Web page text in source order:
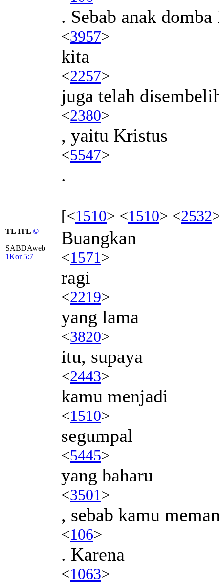
. Sebab anak domba
<3957>
kita
<2257>
juga telah
<2380>
, yaitu Kristus
<5547>
.
[<1510> <1510> <2532
TL ITL ©
SABDAweb
1Kor 5:7
Buangkan
<1571>
ragi
<2219>
yang lama
<3820>
itu, supaya
<2443>
kamu menjadi
<1510>
segumpal
<5445>
yang baharu
<3501>
, sebab kamu
<106>
. Karena
<1063>